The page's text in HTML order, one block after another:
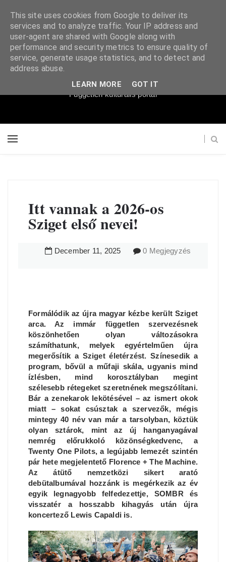
Súgópéldány
Független kulturális portál
Itt vannak a 2026-os
Sziget első nevei!
December 11, 2025 0 Megjegyzés
Formálódik az újra magyar kézbe került Sziget
arca. Az immár független szervezésnek
köszönhetően olyan változásokra
számíthatunk, melyek egyértelműen újra
megerősítik a Sziget életérzést. Színesedik a
program, bővül a műfaji skála, ugyanis mind
ízlésben, mind korosztályban megint
szélesebb rétegeket szeretnének megszólítani.
Bár a zenekarok lekötésével – az ismert okok
miatt – sokat csúsztak a szervezők, mégis
mintegy 40 név van már a tarsolyban, köztük
olyan sztárok, mint az új hanganyagával
nemrég előrukkoló közönségkedvenc, a
Twenty One Pilots, a legújabb lemezét szintén
pár hete megjelentető Florence + The Machine.
Az átütő nemzetközi sikert arató
debütalbumával hozzánk is megérkezik az év
egyik legnagyobb felfedezettje, SOMBR és
visszatér a hosszabb kihagyás után újra
koncertező Lewis Capaldi is.
This site uses cookies from Google to deliver its
services and to analyze traffic. Your IP address and
user-agent are shared with Google along with
performance and security metrics to ensure quality of
service, generate usage statistics, and to detect and
address abuse.
LEARN MORE GOT IT